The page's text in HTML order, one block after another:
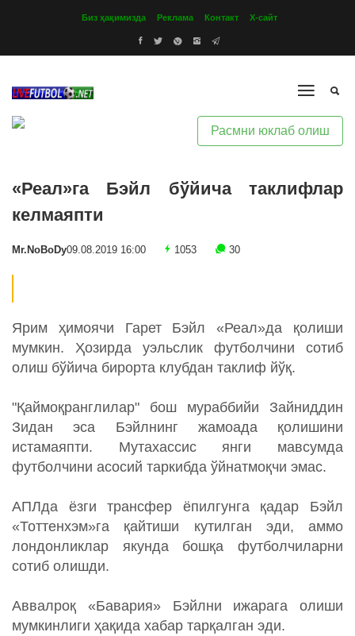
Биз ҳақимизда Реклама Контакт Х-сайт
Расмни юклаб олиш
«Реал»га Бэйл бўйича таклифлар
келмаяпти
Mr.NoBoDy09.08.2019 16:00 1053 30
Ярим ҳимоячи Гарет Бэйл «Реал»да қолиши
мумкин. Ҳозирда уэльслик футболчини сотиб
олиш бўйича бирорта клубдан таклиф йўқ.
"Қаймоқранглилар" бош мураббийи Зайниддин
Зидан эса Бэйлнинг жамоада қолишини
истамаяпти. Мутахассис янги мавсумда
футболчини асосий таркибда ўйнатмоқчи эмас.
АПЛда ёзги трансфер ёпилгунга қадар Бэйл
«Тоттенхэм»га қайтиши кутилган эди, аммо
лондонликлар якунда бошқа футболчиларни
сотиб олишди.
Аввалроқ «Бавария» Бэйлни ижарага олиши
мумкинлиги ҳақида хабар тарқалган эди.